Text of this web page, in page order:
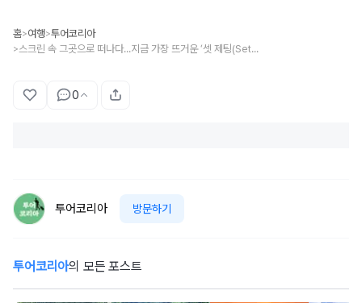
홈>여행>투어코리아
> 스크린 속 그곳으로 떠나다...지금 가장 뜨거운 ‘셋 제팅(Set-Jetting)’ 여행지①
0
투어코리아 방문하기
투어코리아의 모든 포스트